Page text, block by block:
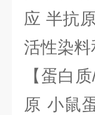
应 半抗
活性染
【蛋白
原 小鼠